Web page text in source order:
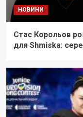
НОВИНИ
Стас Корольов
для Shmiska: